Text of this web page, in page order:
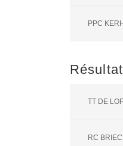
PPC
TT DE
RC